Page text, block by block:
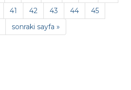
41 42 43 44
45
sonraki sayfa »